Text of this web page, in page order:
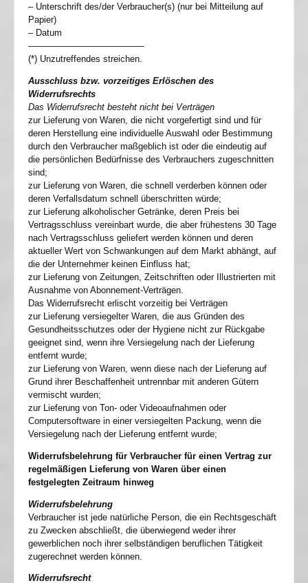
– Unterschrift des/der Verbraucher(s) (nur bei Mitteilung auf
Papier)
– Datum
—————————————
(*) Unzutreffendes streichen.
Ausschluss bzw. vorzeitiges Erlöschen des
Widerrufsrechts
Das Widerrufsrecht besteht nicht bei Verträgen
zur Lieferung von Waren, die nicht vorgefertigt sind und für
deren Herstellung eine individuelle Auswahl oder Bestimmung
durch den Verbraucher maßgeblich ist oder die eindeutig auf
die persönlichen Bedürfnisse des Verbrauchers zugeschnitten
sind;
zur Lieferung von Waren, die schnell verderben können oder
deren Verfallsdatum schnell überschritten würde;
zur Lieferung alkoholischer Getränke, deren Preis bei
Vertragsschluss vereinbart wurde, die aber frühestens 30 Tage
nach Vertragsschluss geliefert werden können und deren
aktueller Wert von Schwankungen auf dem Markt abhängt, auf
die der Unternehmer keinen Einfluss hat;
zur Lieferung von Zeitungen, Zeitschriften oder Illustrierten mit
Ausnahme von Abonnement-Verträgen.
Das Widerrufsrecht erlischt vorzeitig bei Verträgen
zur Lieferung versiegelter Waren, die aus Gründen des
Gesundheitsschutzes oder der Hygiene nicht zur Rückgabe
geeignet sind, wenn ihre Versiegelung nach der Lieferung
entfernt wurde;
zur Lieferung von Waren, wenn diese nach der Lieferung auf
Grund ihrer Beschaffenheit untrennbar mit anderen Gütern
vermischt wurden;
zur Lieferung von Ton- oder Videoaufnahmen oder
Computersoftware in einer versiegelten Packung, wenn die
Versiegelung nach der Lieferung entfernt wurde;
Widerrufsbelehrung für Verbraucher für einen Vertrag zur
regelmäßigen Lieferung von Waren über einen
festgelegten Zeitraum hinweg
Widerrufsbelehrung
Verbraucher ist jede natürliche Person, die ein Rechtsgeschäft
zu Zwecken abschließt, die überwiegend weder ihrer
gewerblichen noch ihrer selbständigen beruflichen Tätigkeit
zugerechnet werden können.
Widerrufsrecht